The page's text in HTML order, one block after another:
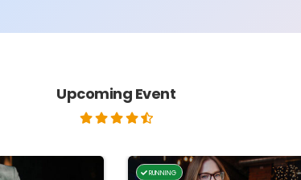
Upcoming Event
RUNNING